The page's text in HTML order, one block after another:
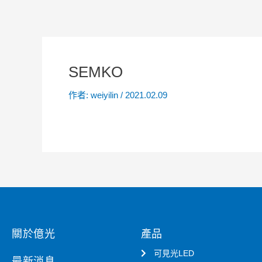
SEMKO
作者: weiyilin / 2021.02.09
關於億光 產品
可見光LED